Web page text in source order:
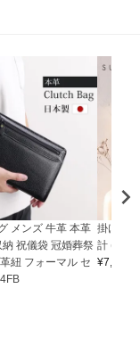
メンズ 牛革 本革
祝儀袋 冠婚葬祭
紐 フォーマル セ
掛け時
計
¥7,150